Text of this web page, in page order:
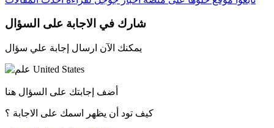
شارك في الاجابة على السؤال
يمكنك الآن ارسال إجابة علي سؤال
أضف إجابتك على السؤال هنا
كيف تود أن يظهر اسمك على الاجابة ؟